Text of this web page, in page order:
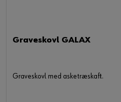
Graveskovl GALAX
Graveskovl med asketræskaft.